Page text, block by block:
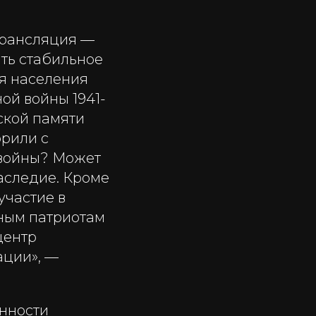
—
стабильное
населения
войны 1941-
памяти
с
Может
Кроме
в
патриотам
—